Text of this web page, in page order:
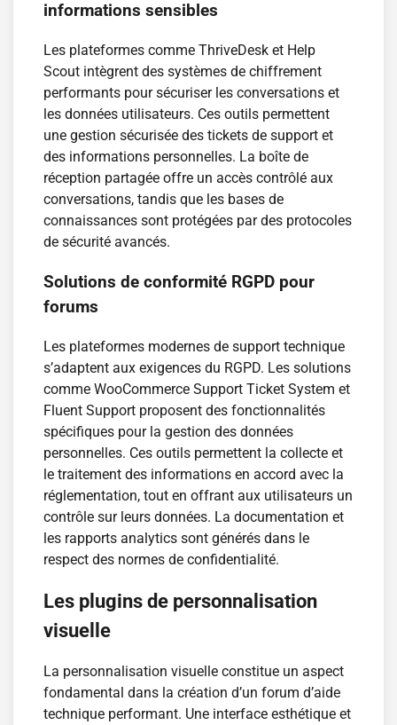
informations sensibles
Les plateformes comme ThriveDesk et Help
Scout intègrent des systèmes de chiffrement
performants pour sécuriser les conversations et
les données utilisateurs. Ces outils permettent
une gestion sécurisée des tickets de support et
des informations personnelles. La boîte de
réception partagée offre un accès contrôlé aux
conversations, tandis que les bases de
connaissances sont protégées par des protocoles
de sécurité avancés.
Solutions de conformité RGPD pour
forums
Les plateformes modernes de support technique
s’adaptent aux exigences du RGPD. Les solutions
comme WooCommerce Support Ticket System et
Fluent Support proposent des fonctionnalités
spécifiques pour la gestion des données
personnelles. Ces outils permettent la collecte et
le traitement des informations en accord avec la
réglementation, tout en offrant aux utilisateurs un
contrôle sur leurs données. La documentation et
les rapports analytics sont générés dans le
respect des normes de confidentialité.
Les plugins de personnalisation
visuelle
La personnalisation visuelle constitue un aspect
fondamental dans la création d’un forum d’aide
technique performant. Une interface esthétique et